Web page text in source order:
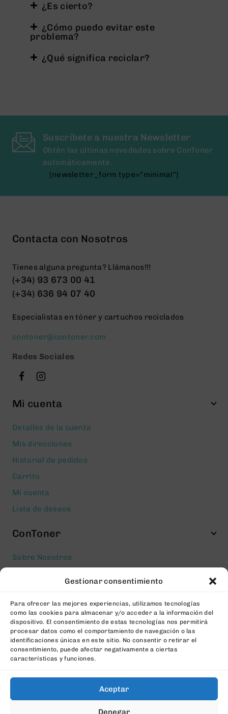
Gestionar consentimiento
Para ofrecer las mejores experiencias, utilizamos tecnologías
como las cookies para almacenar y/o acceder a la información del
dispositivo. El consentimiento de estas tecnologías nos permitirá
procesar datos como el comportamiento de navegación o las
identificaciones únicas en este sitio. No consentir o retirar el
consentimiento, puede afectar negativamente a ciertas
características y funciones.
Aceptar
Denegar
¿Es cierto?
¿Cómo puedo evitar este
problema?
¿Qué significa reciclar?
Suscríbete a nuestra Newsletter
Obtén las últimas novedades sobre ConToner
automáticamente.
[newsletter_form type="minimal"]
Contacta con Nosotros
Tienes alguna pregunta? Llámanos!!!
(+34) 93 673 00 41
(+34) 636 94 07 40
Especialistas en tóner y cartuchos reciclados
contoner@contoner.com
Redes Sociales
Mi cuenta
Detalles de la cuenta
Mis direcciones
Historial de pedidos
Carrito
Mi cuenta
Lista de deseos
ConToner
Sobre Nosotros
Política de cookies
Condiciones generales Contratación
Contacto
FAQs